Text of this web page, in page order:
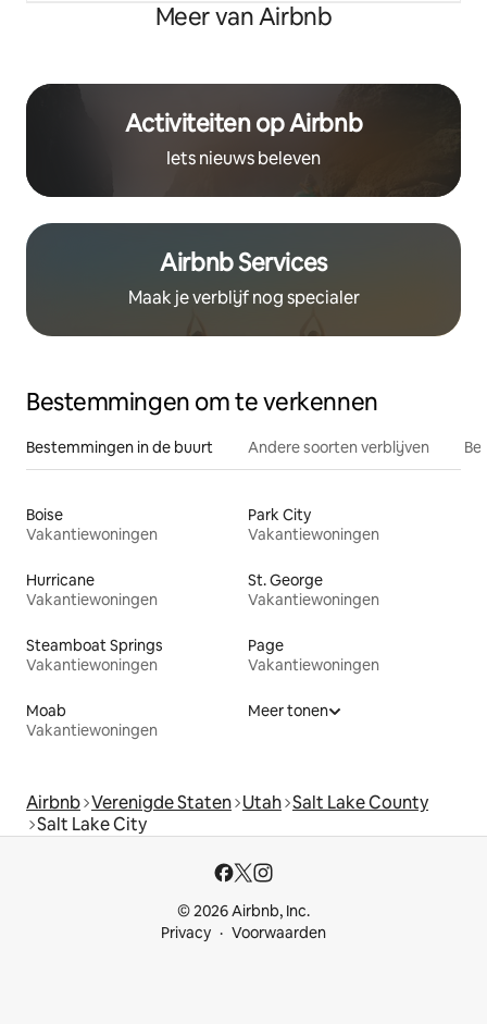
Meer van Airbnb
Activiteiten op Airbnb
Iets nieuws beleven
Airbnb Services
Maak je verblijf nog specialer
Bestemmingen om te verkennen
Bestemmingen in de buurt Andere soorten verblijven
Boise
Vakantiewoningen
Park City
Vakantiewoningen
Hurricane
Vakantiewoningen
St. George
Vakantiewoningen
Steamboat Springs
Vakantiewoningen
Page
Vakantiewoningen
Moab
Vakantiewoningen
Meer tonen
Airbnb Verenigde Staten Utah Salt Lake County
Salt Lake City
© 2026 Airbnb, Inc.
Privacy
Voorwaarden